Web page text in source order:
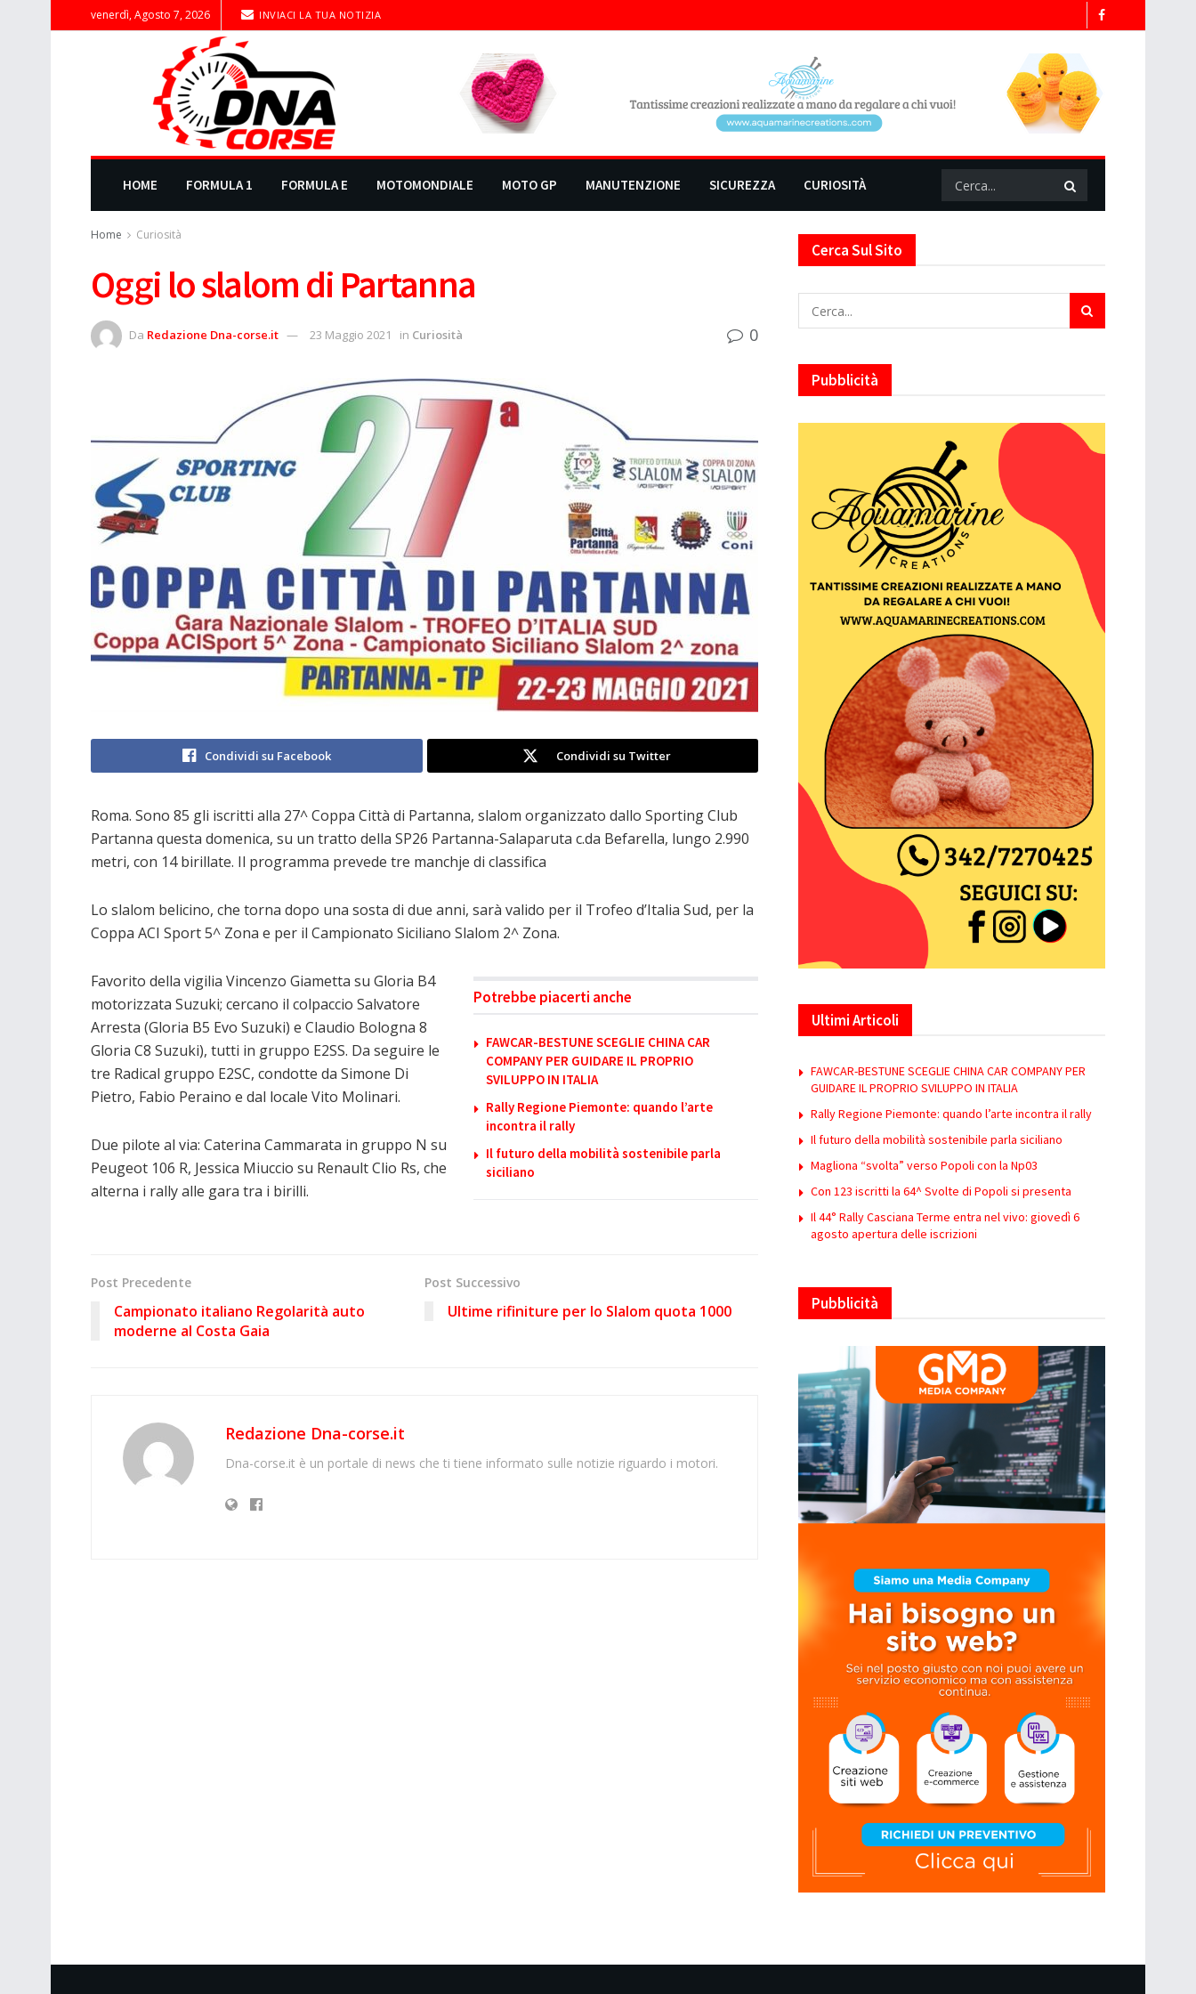
venerdì, Agosto 7, 2026 INVIACI LA TUA NOTIZIA
HOME FORMULA 1 FORMULA E MOTOMONDIALE MOTO GP MANUTENZIONE SICUREZZA CURIOSITÀ
Home Curiosità
Oggi lo slalom di Partanna
Da Redazione Dna-corse.it 23 Maggio 2021 in Curiosità 0
Condividi su Facebook Condividi su Twitter
Roma. Sono 85 gli iscritti alla 27^ Coppa Città di Partanna, slalom organizzato dallo Sporting Club
Partanna questa domenica, su un tratto della SP26 Partanna-Salaparuta c.da Befarella, lungo 2.990
metri, con 14 birillate. Il programma prevede tre manchje di classifica
Lo slalom belicino, che torna dopo una sosta di due anni, sarà valido per il Trofeo d’Italia Sud, per la
Coppa ACI Sport 5^ Zona e per il Campionato Siciliano Slalom 2^ Zona.
Potrebbe piacerti anche
FAWCAR-BESTUNE SCEGLIE CHINA CAR
COMPANY PER GUIDARE IL PROPRIO
SVILUPPO IN ITALIA
Rally Regione Piemonte: quando l’arte
incontra il rally
Il futuro della mobilità sostenibile parla
siciliano
Favorito della vigilia Vincenzo Giametta su Gloria B4
motorizzata Suzuki; cercano il colpaccio Salvatore
Arresta (Gloria B5 Evo Suzuki) e Claudio Bologna 8
Gloria C8 Suzuki), tutti in gruppo E2SS. Da seguire le
tre Radical gruppo E2SC, condotte da Simone Di
Pietro, Fabio Peraino e dal locale Vito Molinari.
Due pilote al via: Caterina Cammarata in gruppo N su
Peugeot 106 R, Jessica Miuccio su Renault Clio Rs, che
alterna i rally alle gara tra i birilli.
Post Precedente
Campionato italiano Regolarità auto
moderne al Costa Gaia
Post Successivo
Ultime rifiniture per lo Slalom quota 1000
Redazione Dna-corse.it
Dna-corse.it è un portale di news che ti tiene informato sulle notizie riguardo i motori.
Cerca Sul Sito
Pubblicità
Ultimi Articoli
FAWCAR-BESTUNE SCEGLIE CHINA CAR COMPANY PER
GUIDARE IL PROPRIO SVILUPPO IN ITALIA
Rally Regione Piemonte: quando l’arte incontra il rally
Il futuro della mobilità sostenibile parla siciliano
Magliona “svolta” verso Popoli con la Np03
Con 123 iscritti la 64^ Svolte di Popoli si presenta
Il 44° Rally Casciana Terme entra nel vivo: giovedì 6
agosto apertura delle iscrizioni
Pubblicità